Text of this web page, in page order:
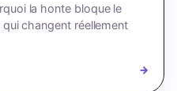
la honte bloque le
changent réellement
→